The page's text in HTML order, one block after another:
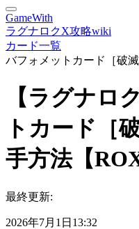
GameWith
ラグナロクX攻略wiki
カード一覧
バフォメットカード［破
【ラグナロ
トカード［
手方法【ROX
最終更新:
2026年7月1日13:32